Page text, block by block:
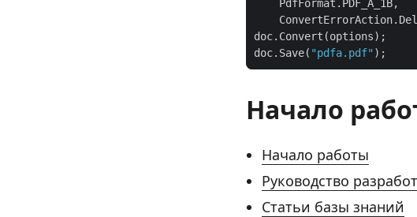
doc.Save( "pdfa.pdf"
Начало
Начало работы
Руководство
Статьи базы знаний